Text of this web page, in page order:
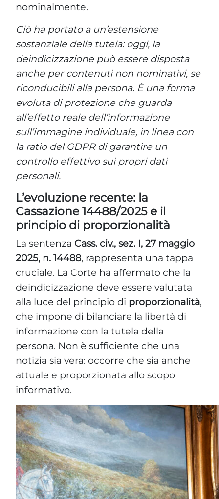
nominalmente.
Ciò ha portato a un’estensione
sostanziale della tutela: oggi, la
deindicizzazione può essere disposta
anche per contenuti non nominativi, se
riconducibili alla persona. È una forma
evoluta di protezione che guarda
all’effetto reale dell’informazione
sull’immagine individuale, in linea con
la ratio del GDPR di garantire un
controllo effettivo sui propri dati
personali.
L’evoluzione recente: la
Cassazione 14488/2025 e il
principio di proporzionalità
La sentenza Cass. civ., sez. I, 27 maggio
2025, n. 14488, rappresenta una tappa
cruciale. La Corte ha affermato che la
deindicizzazione deve essere valutata
alla luce del principio di proporzionalità,
che impone di bilanciare la libertà di
informazione con la tutela della
persona. Non è sufficiente che una
notizia sia vera: occorre che sia anche
attuale e proporzionata allo scopo
informativo.